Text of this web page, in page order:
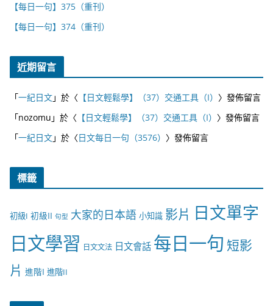
【每日一句】375（重刊）
【每日一句】374（重刊）
近期留言
「一紀日文」於〈 【日文輕鬆學】（37）交通工具（I） 〉發佈留言
「nozomu 」於〈 【日文輕鬆學】（37）交通工具（I） 〉發佈留言
「一紀日文」於〈日文每日一句（3576） 〉發佈留言
標籤
初級I 初級II 句型 大家的日本語 小知識 影片 日文單字
日文學習 日文文法 日文會話 每日一句 短影
片 進階I 進階II